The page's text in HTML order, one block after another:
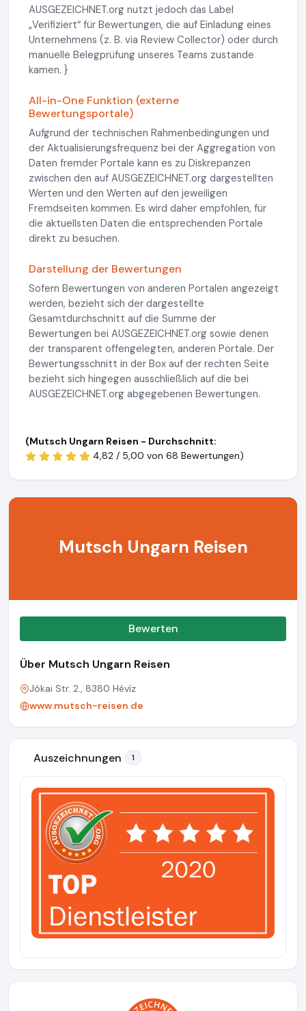
AUSGEZEICHNET.org nutzt jedoch das Label
„Verifiziert“ für Bewertungen, die auf Einladung eines
Unternehmens (z. B. via Review Collector) oder durch
manuelle Belegprüfung unseres Teams zustande
kamen. }
All-in-One Funktion (externe
Bewertungsportale)
Aufgrund der technischen Rahmenbedingungen und
der Aktualisierungsfrequenz bei der Aggregation von
Daten fremder Portale kann es zu Diskrepanzen
zwischen den auf AUSGEZEICHNET.org dargestellten
Werten und den Werten auf den jeweiligen
Fremdseiten kommen. Es wird daher empfohlen, für
die aktuellsten Daten die entsprechenden Portale
direkt zu besuchen.
Darstellung der Bewertungen
Sofern Bewertungen von anderen Portalen angezeigt
werden, bezieht sich der dargestellte
Gesamtdurchschnitt auf die Summe der
Bewertungen bei AUSGEZEICHNET.org sowie denen
der transparent offengelegten, anderen Portale. Der
Bewertungsschnitt in der Box auf der rechten Seite
bezieht sich hingegen ausschließlich auf die bei
AUSGEZEICHNET.org abgegebenen Bewertungen.
(Mutsch Ungarn Reisen - Durchschnitt:
4,82 / 5,00 von 68 Bewertungen)
Mutsch Ungarn Reisen
Bewerten
Über Mutsch Ungarn Reisen
Jókai Str. 2., 8380 Hévíz
www.mutsch-reisen.de
Auszeichnungen 1